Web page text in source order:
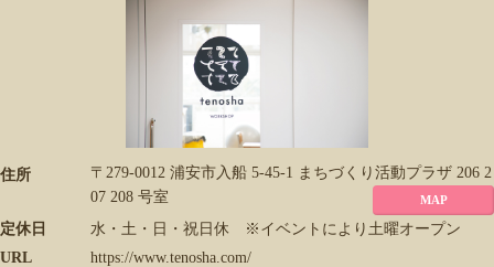
住所
〒279-0012 浦安市入船 5-45-1 まちづくり活動プラザ 206 2
07 208 号室
MAP
定休日
水・土・日・祝日休 ※イベントにより土曜オープン
URL
https://www.tenosha.com/